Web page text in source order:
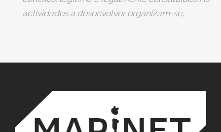
direitos de autor e conexos, de direitos sobre
actividades a desenvolver organizam-se,
referenciais éticos que possam induzir reajustes
nos seus comportamentos, inibindo a pirataria
na Internet, através de acções de natureza